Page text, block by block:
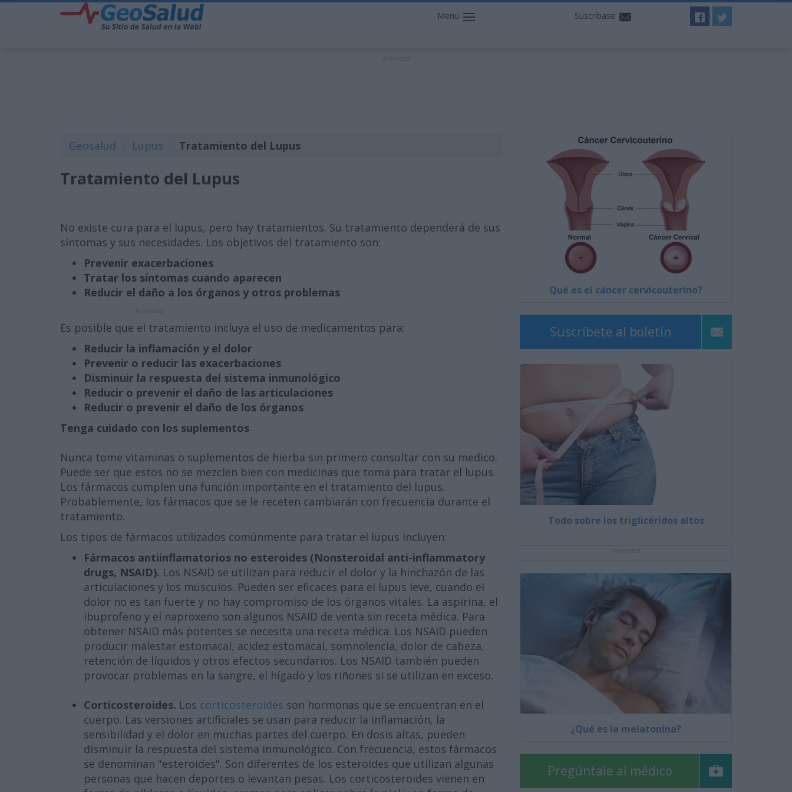
Menu Suscríbase
Geosalud Lupus Tratamiento del Lupus
Tratamiento del Lupus
No existe cura para el lupus, pero hay tratamientos. Su tratamiento dependerá de sus
síntomas y sus necesidades. Los objetivos del tratamiento son:
Prevenir exacerbaciones
Tratar los síntomas cuando aparecen
Reducir el daño a los órganos y otros problemas
Es posible que el tratamiento incluya el uso de medicamentos para:
Reducir la inflamación y el dolor
Prevenir o reducir las exacerbaciones
Disminuir la respuesta del sistema inmunológico
Reducir o prevenir el daño de las articulaciones
Reducir o prevenir el daño de los órganos
Tenga cuidado con los suplementos
Nunca tome vitaminas o suplementos de hierba sin primero consultar con su medico.
Puede ser que estos no se mezclen bien con medicinas que toma para tratar el lupus.
Los fármacos cumplen una función importante en el tratamiento del lupus.
Probablemente, los fármacos que se le receten cambiarán con frecuencia durante el
tratamiento.
Los tipos de fármacos utilizados comúnmente para tratar el lupus incluyen:
Fármacos antiinflamatorios no esteroides (Nonsteroidal anti-inflammatory
drugs, NSAID). Los NSAID se utilizan para reducir el dolor y la hinchazón de las
articulaciones y los músculos. Pueden ser eficaces para el lupus leve, cuando el
dolor no es tan fuerte y no hay compromiso de los órganos vitales. La aspirina, el
ibuprofeno y el naproxeno son algunos NSAID de venta sin receta médica. Para
obtener NSAID más potentes se necesita una receta médica. Los NSAID pueden
producir malestar estomacal, acidez estomacal, somnolencia, dolor de cabeza,
retención de líquidos y otros efectos secundarios. Los NSAID también pueden
provocar problemas en la sangre, el hígado y los riñones si se utilizan en exceso.
Corticosteroides. Los corticosteroides son hormonas que se encuentran en el
cuerpo. Las versiones artificiales se usan para reducir la inflamación, la
sensibilidad y el dolor en muchas partes del cuerpo. En dosis altas, pueden
disminuir la respuesta del sistema inmunológico. Con frecuencia, estos fármacos
se denominan "esteroides". Son diferentes de los esteroides que utilizan algunas
personas que hacen deportes o levantan pesas. Los corticosteroides vienen en
Qué es el cáncer cervicouterino?
Suscríbete al boletín
Todo sobre los triglicéridos altos
¿Qué es la melatonina?
Pregúntale al médico